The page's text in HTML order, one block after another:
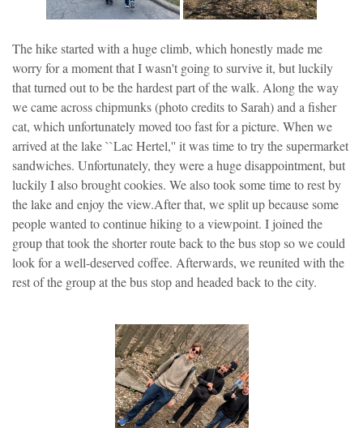
The hike started with a huge climb, which honestly made me
worry for a moment that I wasn't going to survive it, but luckily
that turned out to be the hardest part of the walk. Along the way
we came across chipmunks (photo credits to Sarah) and a fisher
cat, which unfortunately moved too fast for a picture. When we
arrived at the lake ``Lac Hertel,'' it was time to try the supermarket
sandwiches. Unfortunately, they were a huge disappointment, but
luckily I also brought cookies. We also took some time to rest by
the lake and enjoy the view.After that, we split up because some
people wanted to continue hiking to a viewpoint. I joined the
group that took the shorter route back to the bus stop so we could
look for a well-deserved coffee. Afterwards, we reunited with the
rest of the group at the bus stop and headed back to the city.